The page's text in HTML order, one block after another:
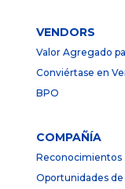
VENDORS
Valor Agregado
Conviértase en
BPO
COMPAÑÍA
Reconocimientos
Oportunidades de